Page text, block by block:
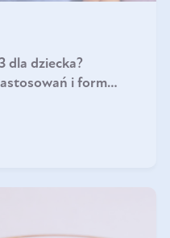
dla dziecka?
i form